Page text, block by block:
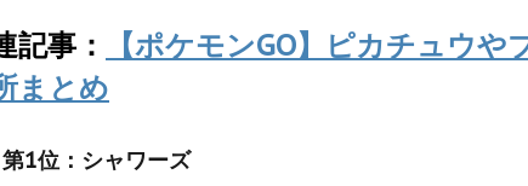
記事：
【ポケモンGO】ピカチュウ
まとめ
第1位：シャワーズ